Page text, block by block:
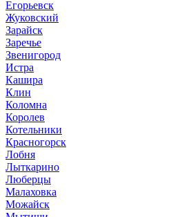
Егорьевск
Жуковский
Зарайск
Заречье
Звенигород
Истра
Кашира
Клин
Коломна
Королев
Котельники
Красногорск
Лобня
Лыткарино
Люберцы
Малаховка
Можайск